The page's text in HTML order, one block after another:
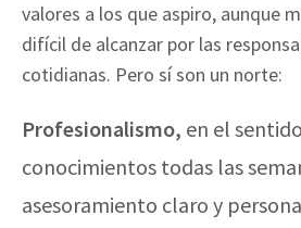
valores a los que aspiro, aunque
difícil de alcanzar por las
cotidianas. Pero sí son un norte:
Profesionalismo, en el
conocimientos todas las
asesoramiento claro y